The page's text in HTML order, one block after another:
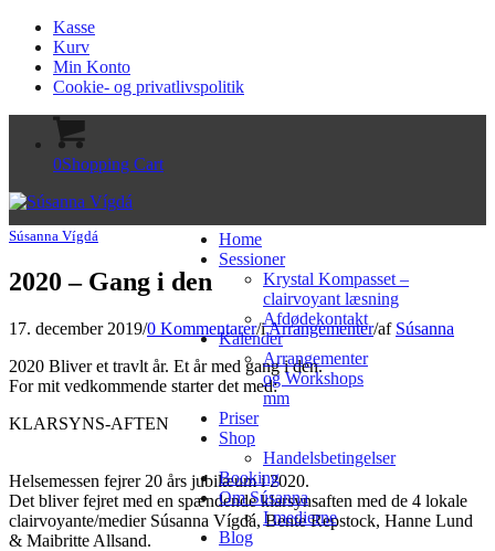
Kasse
Kurv
Min Konto
Cookie- og privatlivspolitik
0Shopping Cart
Home
Sessioner
Krystal Kompasset –
clairvoyant læsning
Afdødekontakt
Kalender
Arrangementer
og Workshops
mm
Priser
Shop
Handelsbetingelser
Booking
Om Súsanna
I medierne
Blog
Súsanna Vígdá
2020 – Gang i den
17. december 2019/0 Kommentarer/iArrangementer/af Súsanna
2020 Bliver et travlt år. Et år med gang i den.
For mit vedkommende starter det med:
KLARSYNS-AFTEN
Helsemessen fejrer 20 års jubilæum i 2020.
Det bliver fejret med en spændende klarsynsaften med de 4 lokale
clairvoyante/medier Súsanna Vígdá, Bente Repstock, Hanne Lund
& Maibritte Allsand.